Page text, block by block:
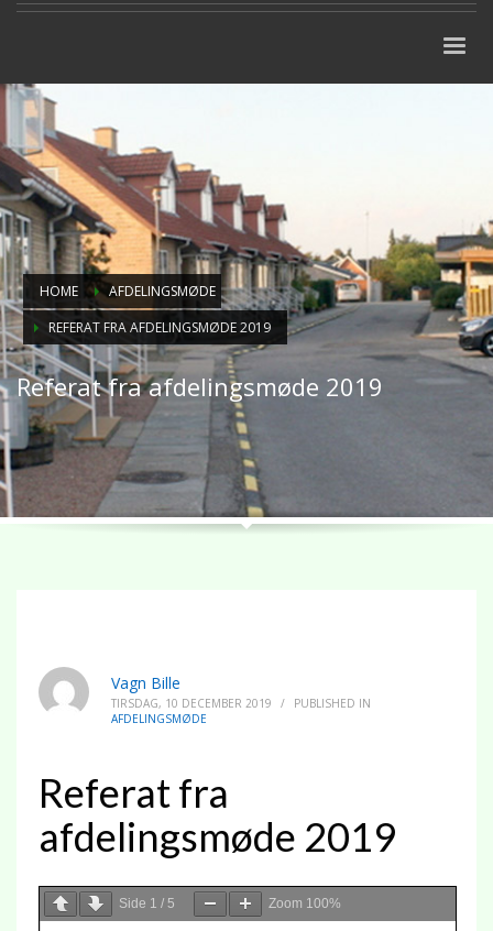
HOME
AFDELINGSMØDE
REFERAT FRA AFDELINGSMØDE 2019
Referat fra afdelingsmøde 2019
Vagn Bille
TIRSDAG, 10 DECEMBER 2019 /
PUBLISHED IN
AFDELINGSMØDE
Referat fra
afdelingsmøde 2019
Side 1 / 5 Zoom 100%